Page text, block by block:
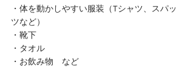
・体を動かしやすい服装（Tシャツ、スパッ
ツなど）
・靴下
・タオル
・お飲み物　など